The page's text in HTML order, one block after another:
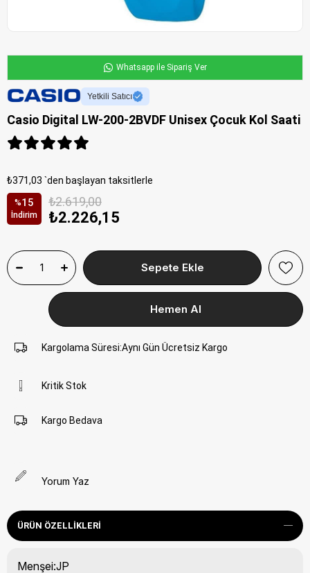
Whatsapp ile Sipariş Ver
Yetkili Satıcı
Casio Digital LW-200-2BVDF Unisex Çocuk Kol Saati
₺371,03 `den başlayan taksitlerle
%15
İndirim
₺2.619,00
₺2.226,15
Kargolama Süresi:Aynı Gün Ücretsiz Kargo
Kritik Stok
Kargo Bedava
Yorum Yaz
ÜRÜN ÖZELLIKLERI
Menşei:JP